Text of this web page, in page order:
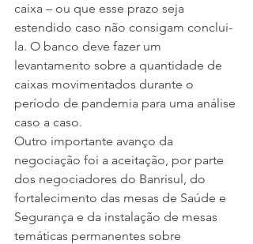
caixa – ou que esse prazo seja
estendido caso não consigam conclui-
la. O banco deve fazer um
levantamento sobre a quantidade de
caixas movimentados durante o
período de pandemia para uma análise
caso a caso.
Outro importante avanço da
negociação foi a aceitação, por parte
dos negociadores do Banrisul, do
fortalecimento das mesas de Saúde e
Segurança e da instalação de mesas
temáticas permanentes sobre